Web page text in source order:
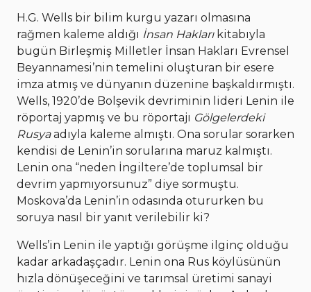
H.G. Wells bir bilim kurgu yazarı olmasına
rağmen kaleme aldığı İnsan Haklarıkitabıyla
bugün Birleşmiş Milletler İnsan Hakları Evrensel
Beyannamesi’nin temelini oluşturan bir esere
imza atmış ve dünyanın düzenine başkaldırmıştı.
Wells, 1920’de Bolşevik devriminin lideri Lenin ile
röportaj yapmış ve bu röportajı Gölgelerdeki
Rusyaadıyla kaleme almıştı. Ona sorular sorarken
kendisi de Lenin’in sorularına maruz kalmıştı.
Lenin ona “neden İngiltere’de toplumsal bir
devrim yapmıyorsunuz” diye sormuştu.
Moskova’da Lenin’in odasında otururken bu
soruya nasıl bir yanıt verilebilir ki?
Wells’in Lenin ile yaptığı görüşme ilginç olduğu
kadar arkadaşçadır. Lenin ona Rus köylüsünün
hızla dönüşeceğini ve tarımsal üretimi sanayi